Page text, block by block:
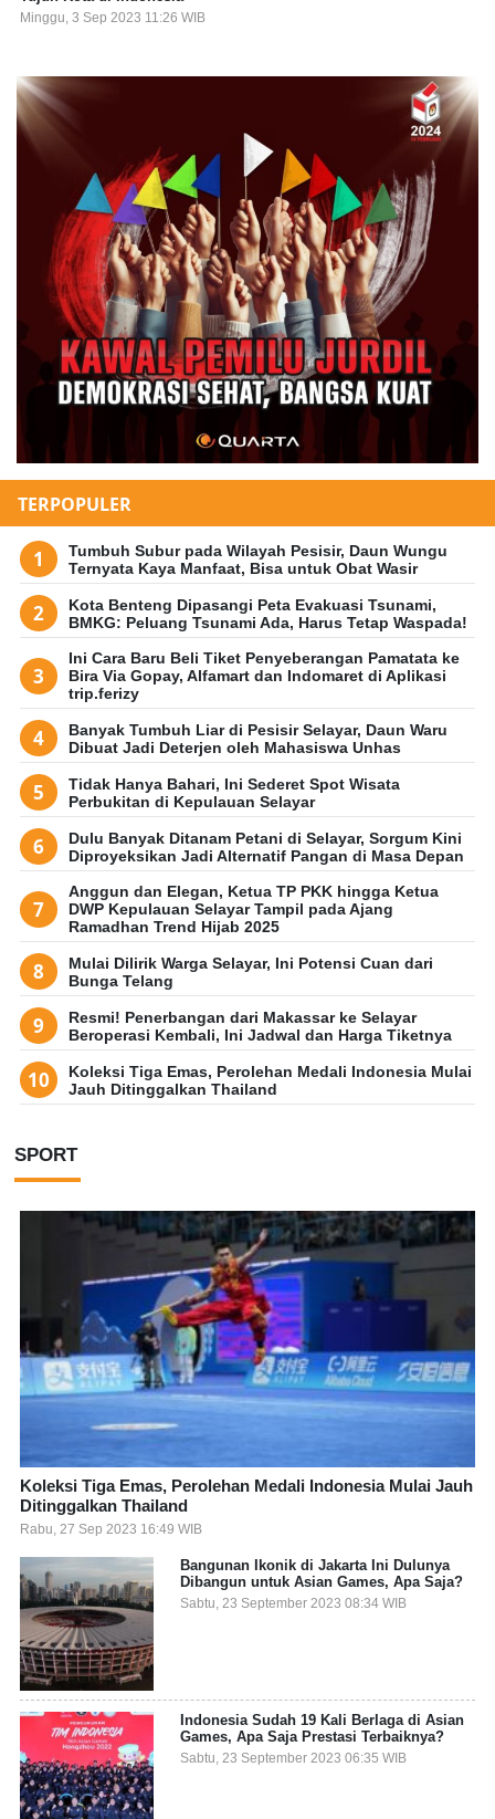
Minggu, 3 Sep 2023 11:26 WIB
TERPOPULER
Tumbuh Subur pada Wilayah Pesisir, Daun Wungu
Ternyata Kaya Manfaat, Bisa untuk Obat Wasir
Kota Benteng Dipasangi Peta Evakuasi Tsunami,
BMKG: Peluang Tsunami Ada, Harus Tetap Waspada!
Ini Cara Baru Beli Tiket Penyeberangan Pamatata ke
Bira Via Gopay, Alfamart dan Indomaret di Aplikasi
trip.ferizy
Banyak Tumbuh Liar di Pesisir Selayar, Daun Waru
Dibuat Jadi Deterjen oleh Mahasiswa Unhas
Tidak Hanya Bahari, Ini Sederet Spot Wisata
Perbukitan di Kepulauan Selayar
Dulu Banyak Ditanam Petani di Selayar, Sorgum Kini
Diproyeksikan Jadi Alternatif Pangan di Masa Depan
Anggun dan Elegan, Ketua TP PKK hingga Ketua
DWP Kepulauan Selayar Tampil pada Ajang
Ramadhan Trend Hijab 2025
Mulai Dilirik Warga Selayar, Ini Potensi Cuan dari
Bunga Telang
Resmi! Penerbangan dari Makassar ke Selayar
Beroperasi Kembali, Ini Jadwal dan Harga Tiketnya
Koleksi Tiga Emas, Perolehan Medali Indonesia Mulai
Jauh Ditinggalkan Thailand
SPORT
Koleksi Tiga Emas, Perolehan Medali Indonesia Mulai Jauh
Ditinggalkan Thailand
Rabu, 27 Sep 2023 16:49 WIB
Bangunan Ikonik di Jakarta Ini Dulunya
Dibangun untuk Asian Games, Apa Saja?
Sabtu, 23 September 2023 08:34 WIB
Indonesia Sudah 19 Kali Berlaga di Asian
Games, Apa Saja Prestasi Terbaiknya?
Sabtu, 23 September 2023 06:35 WIB